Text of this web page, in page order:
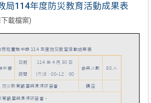
局114年度防災教育活動成果表
載檔案)